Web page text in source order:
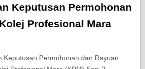
Keputusan Permohonan
Profesional Mara
Keputusan Permohonan dan Rayuan